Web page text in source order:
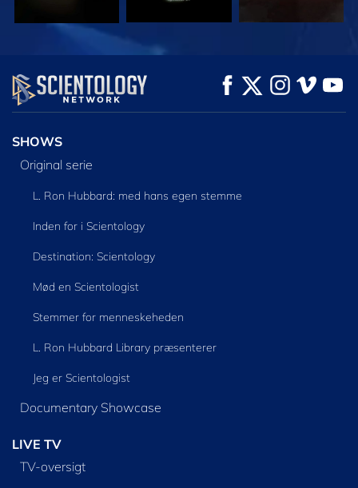
SE UDFORSK SERIEN
SHOWS
Original serie
L. Ron Hubbard: med hans egen stemme
Inden for i Scientology
Destination: Scientology
Mød en Scientologist
Stemmer for menneskeheden
L. Ron Hubbard Library præsenterer
Jeg er Scientologist
Documentary Showcase
LIVE TV
TV-oversigt